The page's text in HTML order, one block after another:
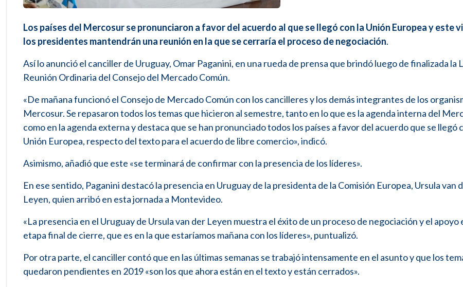
Los países del Mercosur se pronunciaron a favor del acuerdo al que se llegó con la Unión Europea y este
los presidentes mantendrán una reunión en la que se cerraría el proceso de negociación.
Así lo anunció el canciller de Uruguay, Omar Paganini, en una rueda de prensa que brindó luego de finalizada la
Reunión Ordinaria del Consejo del Mercado Común.
«De mañana funcionó el Consejo de Mercado Común con los cancilleres y los demás integrantes de los
Mercosur. Se repasaron todos los temas que hicieron al semestre, tanto en lo que es la agenda interna del
como en la agenda externa y destaca que se han pronunciado todos los países a favor del acuerdo que se llegó
Unión Europea, respecto del texto para el acuerdo de libre comercio», indicó.
Asimismo, añadió que este «se terminará de confirmar con la presencia de los líderes».
En ese sentido, Paganini destacó la presencia en Uruguay de la presidenta de la Comisión Europea, Ursula van
Leyen, quien arribó en esta jornada a Montevideo.
«La presencia en el Uruguay de Ursula van der Leyen muestra el éxito de un proceso de negociación y el apoyo
etapa final de cierre, que es en la que estaríamos mañana con los líderes», puntualizó.
Por otra parte, el canciller contó que en las últimas semanas se trabajó intensamente en el asunto y que los
quedaron pendientes en 2019 «son los que ahora están en el texto y están cerrados».